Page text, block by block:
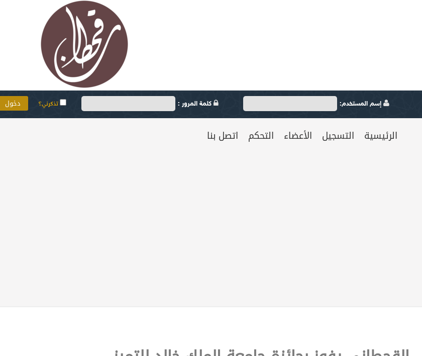
إسم المستخدم: كلمة المرور : تذكرني؟
الرئيسية التسجيل الأعضاء التحكم اتصل بنا